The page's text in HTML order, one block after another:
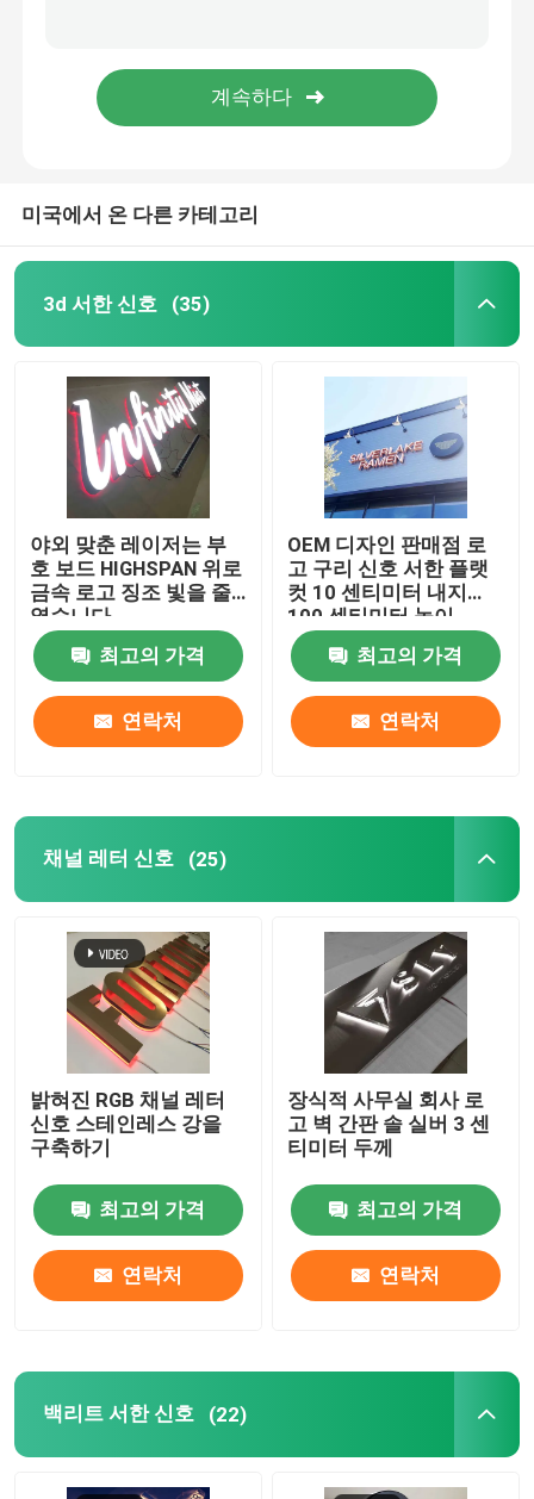
주도하는 네온 사인
금속 서한 신호
가옥 번호 조짐
상점 정면의 간판
레스토랑 부호 보드
신호를 구축하기
라이트 박스 신호
차양 서한 신호
미국에서 온 다른 카테고리
3d 서한 신호 (35)
야외 맞춘 레이저는 부
호 보드 HIGHSPAN 위로
금속 로고 징조 빛을 줄
였습니다
최고의 가격
연락처
OEM 디자인 판매점 로
고 구리 신호 서한 플랫
컷 10 센티미터 내지
100 센티미터 높이
최고의 가격
연락처
채널 레터 신호 (25)
밝혀진 RGB 채널 레터
신호 스테인레스 강을
구축하기
최고의 가격
연락처
장식적 사무실 회사 로
고 벽 간판 솔 실버 3 센
티미터 두께
최고의 가격
연락처
백리트 서한 신호 (22)